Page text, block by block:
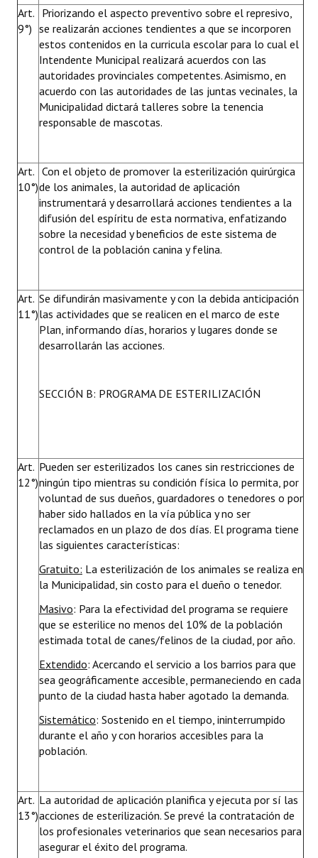
Art.
9°)
Priorizando el aspecto preventivo sobre el represivo,
se realizarán acciones tendientes a que se incorporen
estos contenidos en la curricula escolar para lo cual el
Intendente Municipal realizará acuerdos con las
autoridades provinciales competentes. Asimismo, en
acuerdo con las autoridades de las juntas vecinales, la
Municipalidad dictará talleres sobre la tenencia
responsable de mascotas.
Art.
10°)
Con el objeto de promover la esterilización quirúrgica
de los animales, la autoridad de aplicación
instrumentará y desarrollará acciones tendientes a la
difusión del espíritu de esta normativa, enfatizando
sobre la necesidad y beneficios de este sistema de
control de la población canina y felina.
Art.
11°)
Se difundirán masivamente y con la debida anticipación
las actividades que se realicen en el marco de este
Plan, informando días, horarios y lugares donde se
desarrollarán las acciones.
SECCIÓN B: PROGRAMA DE ESTERILIZACIÓN
Art.
12°)
Pueden ser esterilizados los canes sin restricciones de
ningún tipo mientras su condición física lo permita, por
voluntad de sus dueños, guardadores o tenedores o por
haber sido hallados en la vía pública y no ser
reclamados en un plazo de dos días. El programa tiene
las siguientes características:
Gratuito: La esterilización de los animales se realiza en
la Municipalidad, sin costo para el dueño o tenedor.
Masivo: Para la efectividad del programa se requiere
que se esterilice no menos del 10% de la población
estimada total de canes/felinos de la ciudad, por año.
Extendido: Acercando el servicio a los barrios para que
sea geográficamente accesible, permaneciendo en cada
punto de la ciudad hasta haber agotado la demanda.
Sistemático: Sostenido en el tiempo, ininterrumpido
durante el año y con horarios accesibles para la
población.
Art.
13°)
La autoridad de aplicación planifica y ejecuta por sí las
acciones de esterilización. Se prevé la contratación de
los profesionales veterinarios que sean necesarios para
asegurar el éxito del programa.